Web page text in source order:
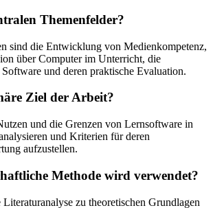
Themenfelder?
sind die Entwicklung von Medienkompetenz,
über Computer im Unterricht, die
und deren praktische Evaluation.
Ziel der Arbeit?
und die Grenzen von Lernsoftware in
und Kriterien für deren
aufzustellen.
Methode wird verwendet?
zu theoretischen Grundlagen